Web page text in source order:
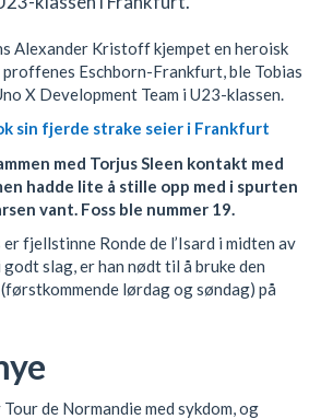
Alexander Kristoff kjempet en heroisk
Eschborn-Frankfurt, ble Tobias
X Development Team i U23-klassen.
sin fjerde strake seier i Frankfurt
med Torjus Sleen kontakt med
hadde lite å stille opp med i spurten
vant. Foss ble nummer 19.
fjellstinne Ronde de l’Isard i midten av
godt slag, er han nødt til å bruke den
lørdag og søndag) på
de Normandie med sykdom, og